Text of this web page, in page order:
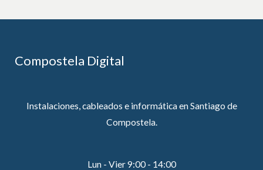
Compostela Digital
Instalaciones, cableados e informática en Santiago de
Compostela.
Lun - Vier 9:00 - 14:00